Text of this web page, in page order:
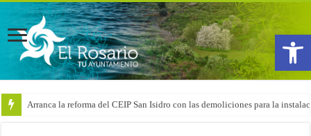
Abrir
Arranca la reforma del CEIP San Isidro con las demoliciones para la